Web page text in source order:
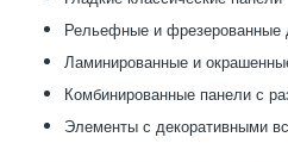
Рельефные и фрезерованные
Ламинированные и
Комбинированные панели с
Элементы с декоративными